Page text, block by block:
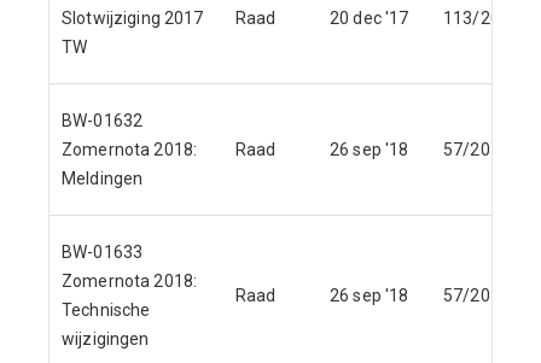
Slotwijziging 2017
TW
Raad 20 dec '17 113/2017
BW-01632
Zomernota 2018:
Meldingen
Raad 26 sep '18 57/2018
BW-01633
Zomernota 2018:
Technische
wijzigingen
Raad 26 sep '18 57/2018